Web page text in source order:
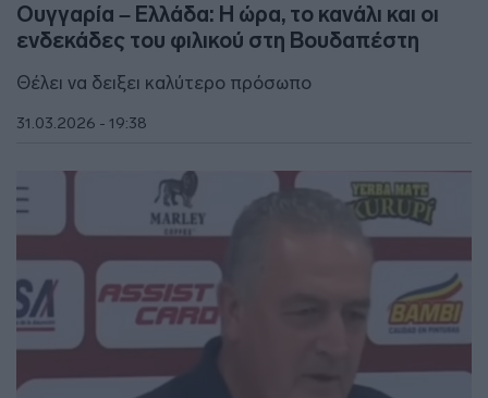
Ουγγαρία – Ελλάδα: Η ώρα, το κανάλι και οι
ενδεκάδες του φιλικού στη Βουδαπέστη
Θέλει να δειξει καλύτερο πρόσωπο
31.03.2026 - 19:38